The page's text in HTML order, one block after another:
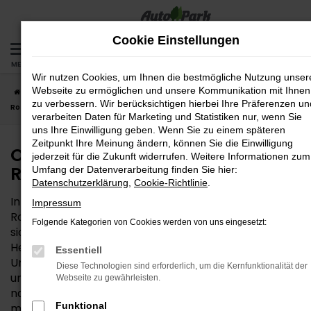
Zum
springen
MENÜ
Startseite Rosenheim Opel
Opel Corsa – die gute Wahl für
Rosenheim
Opel Corsa – die gute Wahl für
Rosenheim
Interesse an einem Opel Corsa? Für Ihre Mobilität in
Rosenheim und Umgebung ist dieses Fahrzeug ganz
sicher eine gute Wahl. Die Qualität steht beim
Hersteller Opel außer Frage und zeigt sich in vollem
Umfang auch im Corsa. Hinzu kommt ein fairer Preis
und die Vielseitigkeit, die dieses Modell so passend für
nahezu alle Anforderungen in der Region Rosenheim
Cookie Einstellungen
Wir nutzen Cookies, um Ihnen die bestmögliche Nutzung
Webseite zu ermöglichen und unsere Kommunikation mit Ihnen
zu verbessern. Wir berücksichtigen hierbei Ihre Präferenzen
verarbeiten Daten für Marketing und Statistiken nur, wenn Sie
uns Ihre Einwilligung geben. Wenn Sie zu einem späteren
Zeitpunkt Ihre Meinung ändern, können Sie die Einwilligung
jederzeit für die Zukunft widerrufen. Weitere Informationen zum
Umfang der Datenverarbeitung finden Sie hier:
Datenschutzerklärung Cookie-Richtlinie
Impressum
Folgende Kategorien von Cookies werden von uns eingesetzt:
Essentiell
Diese Technologien sind erforderlich, um die Kernfunktionalität der
Webseite zu gewährleisten.
Funktional